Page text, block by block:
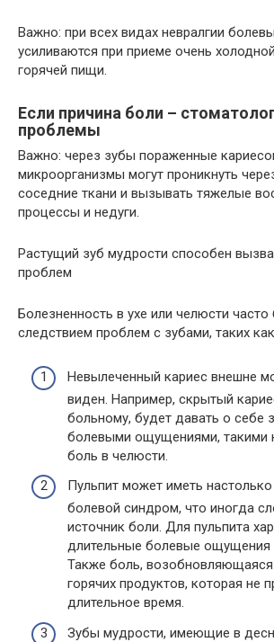
Важно: при всех видах невралгии
усиливаются при приеме очень
горячей пищи.
Если причина боли –
проблемы
Важно: через зубы пораженные
микроорганизмы могут проникнуть
соседние ткани и вызывать тяжелые
процессы и недуги.
Растущий зуб мудрости способен
проблем
Болезненность в ухе или челюсти часто
следствием проблем с зубами, таких
Невылеченный кариес внешне
виден. Например, скрытый
больному, будет давать о себе
болевыми ощущениями, такими
боль в челюсти.
Пульпит может иметь
болевой синдром, что иногда
источник боли. Для пульпита
длительные болевые ощущения
Также боль,
горячих продуктов, которая не
длительное время.
Зубы мудрости, имеющие в